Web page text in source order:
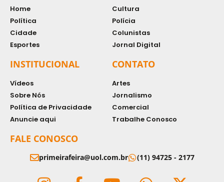
Home
Política
Cidade
Esportes
Cultura
Polícia
Colunistas
Jornal Digital
INSTITUCIONAL
Vídeos
Sobre Nós
Política de Privacidade
Anuncie aqui
CONTATO
Artes
Jornalismo
Comercial
Trabalhe Conosco
FALE CONOSCO
primeirafeira@uol.com.br (11) 94725 - 2177